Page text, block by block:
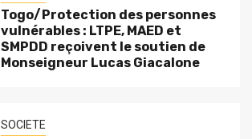
Togo/Protection des personnes
vulnérables : LTPE, MAED et
SMPDD reçoivent le soutien de
Monseigneur Lucas Giacalone
SOCIETE